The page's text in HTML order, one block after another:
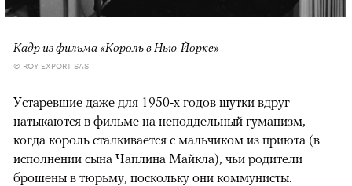
Кадр из фильма «Король в Нью-Йорке»
© ROY EXPORT SAS
Устаревшие даже для 1950-х годов шутки вдруг
натыкаются в фильме на неподдельный гуманизм,
когда король сталкивается с мальчиком из приюта (в
исполнении сына Чаплина Майкла), чьи родители
брошены в тюрьму, поскольку они коммунисты.